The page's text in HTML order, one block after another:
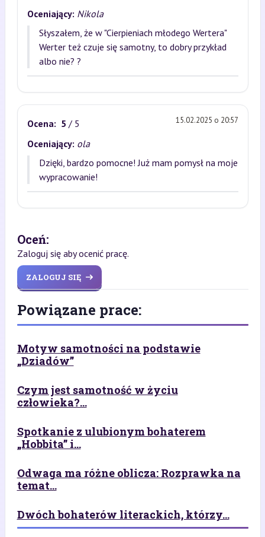
Oceniający: Nikola
Słyszałem, że w "Cierpieniach młodego Wertera"
Werter też czuje się samotny, to dobry przykład
albo nie? ?
Ocena: 5 / 5 15.02.2025 o 20:57
Oceniający: ola
Dzięki, bardzo pomocne! Już mam pomysł na moje
wypracowanie!
Oceń:
Zaloguj się aby ocenić pracę.
ZALOGUJ SIĘ
Powiązane prace:
Motyw samotności na podstawie
„Dziadów”
Czym jest samotność w życiu
człowieka?...
Spotkanie z ulubionym bohaterem
„Hobbita” i...
Odwaga ma różne oblicza: Rozprawka na
temat...
Dwóch bohaterów literackich, którzy...